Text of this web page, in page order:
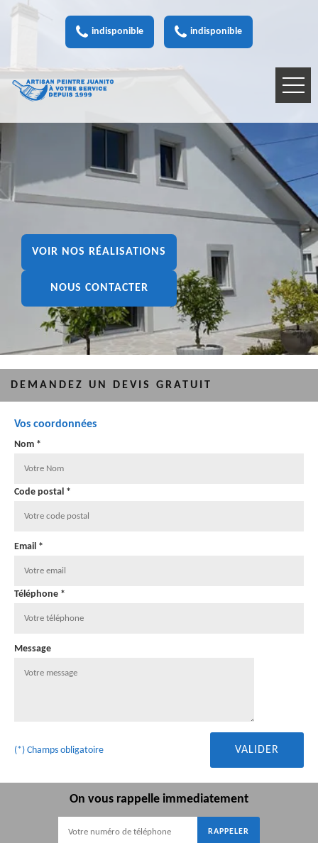
indisponible indisponible
VOIR NOS RÉALISATIONS
NOUS CONTACTER
DEMANDEZ UN DEVIS GRATUIT
Vos coordonnées
Nom *
Code postal *
Email *
Téléphone *
Message
(*) Champs obligatoire
On vous rappelle immediatement